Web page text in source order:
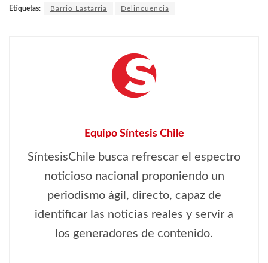
Etiquetas: Barrio Lastarria Delincuencia
Equipo Síntesis Chile
SíntesisChile busca refrescar el espectro
noticioso nacional proponiendo un
periodismo ágil, directo, capaz de
identificar las noticias reales y servir a
los generadores de contenido.